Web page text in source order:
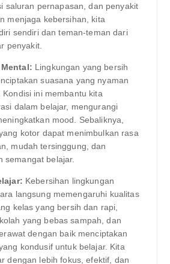
saluran pernapasan, dan penyakit
menjaga kebersihan, kita
sendiri dan teman-teman dari
penyakit.
Lingkungan yang bersih
suasana yang nyaman
Kondisi ini membantu kita
dalam belajar, mengurangi
mood. Sebaliknya,
kotor dapat menimbulkan rasa
mudah tersinggung, dan
semangat belajar.
Kebersihan lingkungan
langsung memengaruhi kualitas
kelas yang bersih dan rapi,
yang bebas sampah, dan
dengan baik menciptakan
kondusif untuk belajar. Kita
dengan lebih fokus, efektif, dan